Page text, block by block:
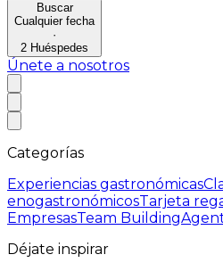
Buscar
Cualquier fecha
·
2 Huéspedes
Únete a nosotros
Categorías
Experiencias gastronómicas
enogastronómicosTarjeta
EmpresasTeam Building
Déjate inspirar